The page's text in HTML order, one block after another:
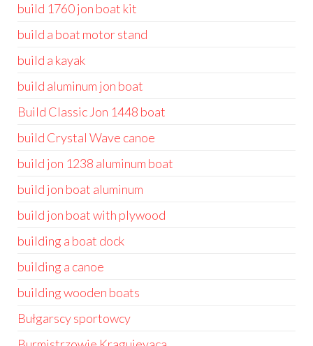
build 1760 jon boat kit
build a boat motor stand
build a kayak
build aluminum jon boat
Build Classic Jon 1448 boat
build Crystal Wave canoe
build jon 1238 aluminum boat
build jon boat aluminum
build jon boat with plywood
building a boat dock
building a canoe
building wooden boats
Bułgarscy sportowcy